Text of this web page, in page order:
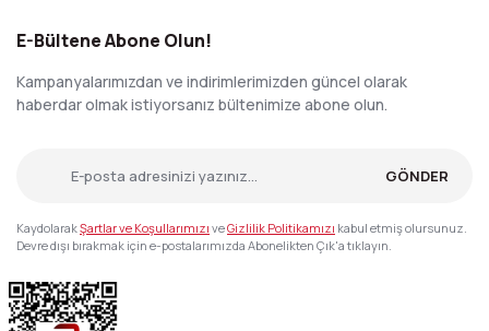
E-Bültene Abone Olun!
Kampanyalarımızdan ve indirimlerimizden güncel olarak
haberdar olmak istiyorsanız bültenimize abone olun.
GÖNDER
KaydolarakŞartlar ve Koşullarımızı veGizlilik Politikamızı kabul etmiş olursunuz.
Devre dışı bırakmak için e-postalarımızda Abonelikten Çık'a tıklayın.